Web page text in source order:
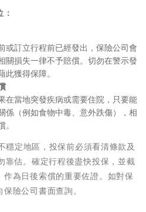
或訂立行程前已經發出，保險公司會
關損失一律不予賠償。切勿在警示發
獲得保障。
在當地突發疾病或需要住院，只要能
係（例如食物中毒、意外跌傷），相
穩定地區，投保前必須看清條款及
靠估。確定行程後盡快投保，並截
為日後索償的重要佐證。如對保
險公司書面查詢。